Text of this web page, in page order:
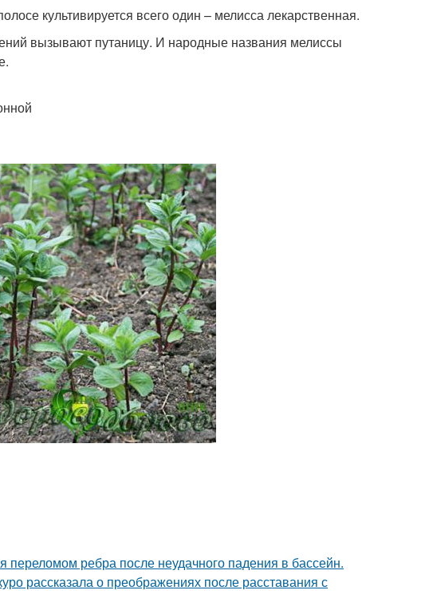
культивируется всего один – мелисса лекарственная.
вызывают путаницу. И народные названия мелиссы
переломом ребра после неудачного падения в бассейн.
рассказала о преображениях после расставания с